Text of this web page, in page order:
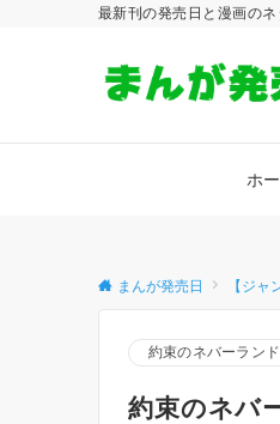
最新刊の発売日と漫画の
ホ
まんが発売日 【ジャ
約束のネバーランド
約束のネバ